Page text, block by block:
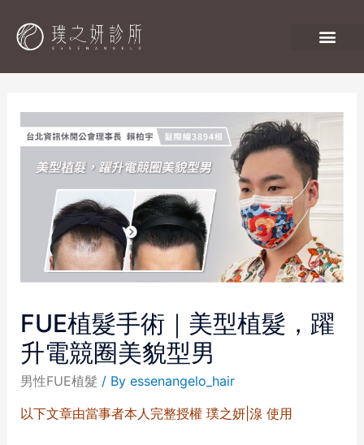
FUE植髮手術｜美型植髮，躍
升電競圈美貌型男
男性FUE植髮 / By essenangelo_hair
以下文章由當事者本人完整授權 璞之妍|湶 使用